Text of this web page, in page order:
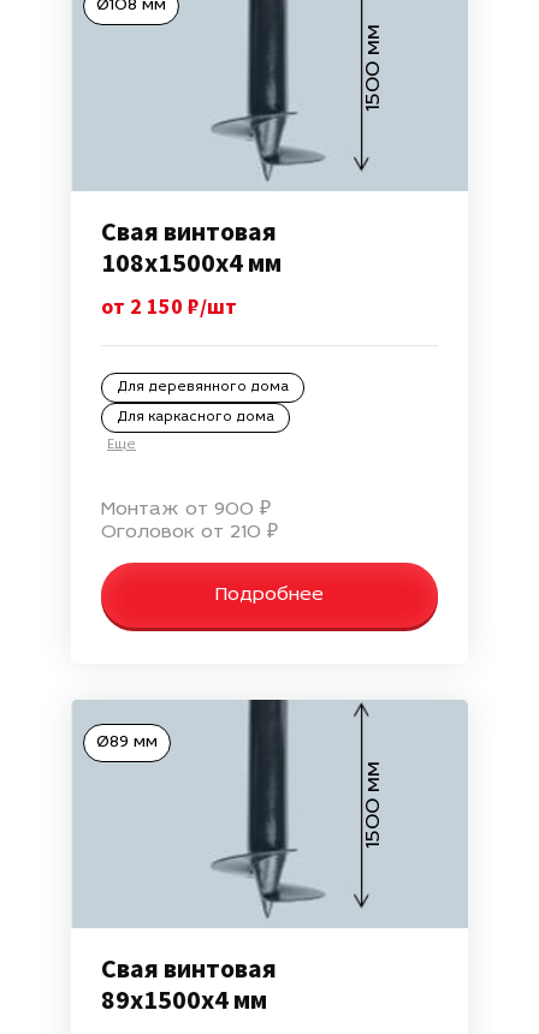
1500 мм
Ø108 мм
Свая винтовая
108х1500х4 мм
от 2 150 ₽/шт
Для деревянного дома
Для каркасного дома
Еще
Монтаж от 900 ₽
Оголовок от 210 ₽
Подробнее
1500 мм
Ø89 мм
Свая винтовая
89х1500х4 мм